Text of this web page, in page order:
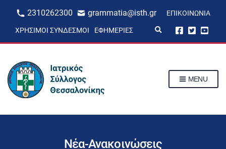
2310262300 grammatia@isth.gr ΕΠΙΚΟΙΝΩΝΊΑ
ΧΡΉΣΙΜΟΙ ΣΎΝΔΕΣΜΟΙ ΕΦΗΜΕΡΊΕΣ
p
m
MENU
Νέα-Ανακοινώσεις